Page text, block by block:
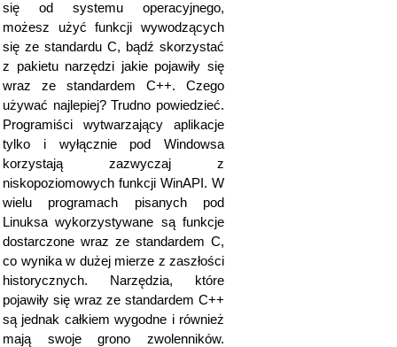
się od systemu operacyjnego,
możesz użyć funkcji wywodzących
się ze standardu C, bądź skorzystać
z pakietu narzędzi jakie pojawiły się
wraz ze standardem C++. Czego
używać najlepiej? Trudno powiedzieć.
Programiści wytwarzający aplikacje
tylko i wyłącznie pod Windowsa
korzystają zazwyczaj z
niskopoziomowych funkcji WinAPI. W
wielu programach pisanych pod
Linuksa wykorzystywane są funkcje
dostarczone wraz ze standardem C,
co wynika w dużej mierze z zaszłości
historycznych. Narzędzia, które
pojawiły się wraz ze standardem C++
są jednak całkiem wygodne i również
mają swoje grono zwolenników.